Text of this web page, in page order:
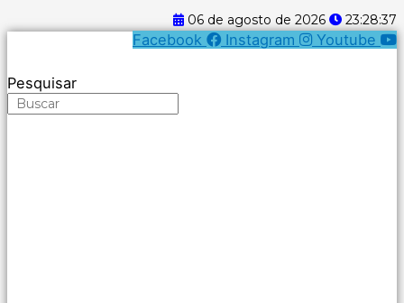
06 de agosto de 2026 23:28:38
Facebook Instagram Youtube
Pesquisar